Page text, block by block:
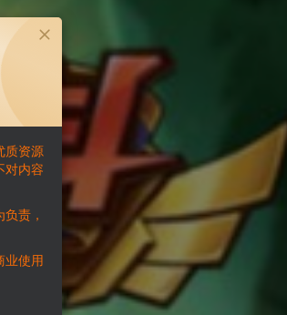
质资源
对内容
责，
业使用